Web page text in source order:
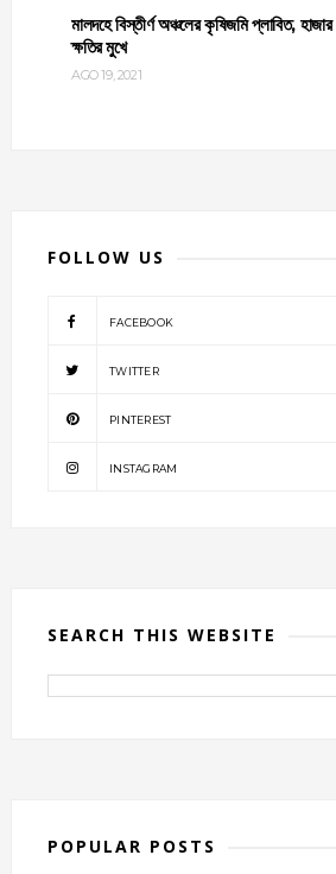
মালদহে বিস্তীর্ণ অঞ্চলের কৃষিজমি প্লাবিত, হাজার
ক্ষতির মুখে
AGO 19, 2021
FOLLOW US
FACEBOOK
TWITTER
PINTEREST
INSTAGRAM
SEARCH THIS WEBSITE
POPULAR POSTS